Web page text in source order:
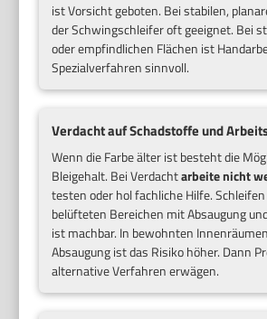
ist Vorsicht geboten. Bei stabilen,
der Schwingschleifer oft geeignet. Bei
oder empfindlichen Flächen ist
Spezialverfahren sinnvoll.
Verdacht auf Schadstoffe und
Wenn die Farbe älter ist besteht die
Bleigehalt. Bei Verdachtarbeite nicht
testen oder hol fachliche Hilfe.
belüfteten Bereichen mit Absaugung
ist machbar. In bewohnten
Absaugung ist das Risiko höher. Dann
alternative Verfahren erwägen.